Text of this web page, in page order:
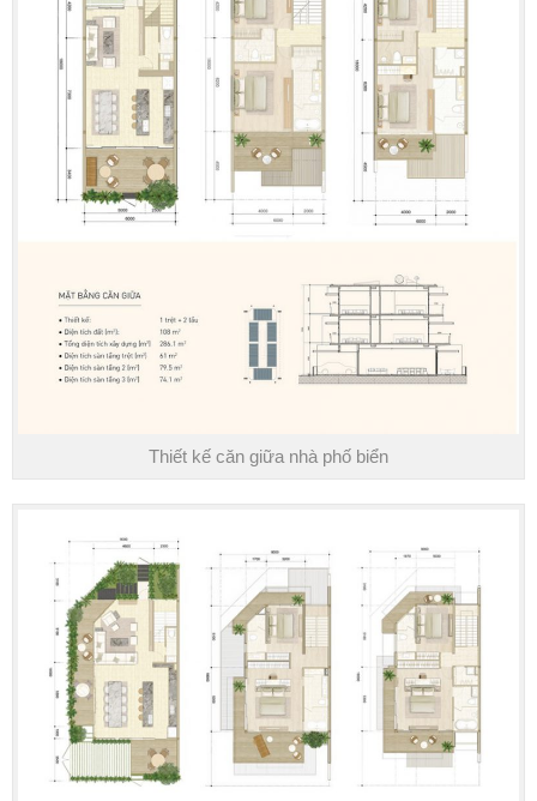
Thiết kế căn giữa nhà phố biển